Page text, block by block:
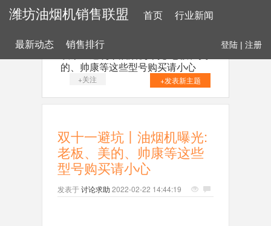
潍坊油烟机销售联盟 首页 行业新闻
最新动态 销售排行 登陆 | 注册
的、帅康等这些型号购买请小心
+关注 +发表新主题
双十一避坑丨油烟机曝光:
老板、美的、帅康等这些
型号购买请小心
发表于讨论求助 2022-02-22 14:44:19